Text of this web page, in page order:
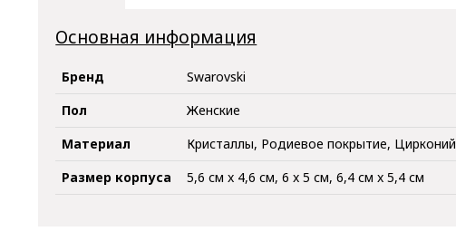
Основная информация
Бренд
Swarovski
Пол
Женские
Материал
Кристаллы, Родиевое покрытие, Цирконий
Размер корпуса
5,6 см x 4,6 см, 6 x 5 см, 6,4 см x 5,4 см